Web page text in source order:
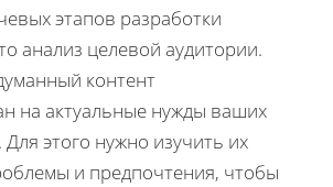
этапов разработки
анализ целевой аудитории.
контент
на актуальные нужды ваших
Для этого нужно изучить их
и предпочтения, чтобы